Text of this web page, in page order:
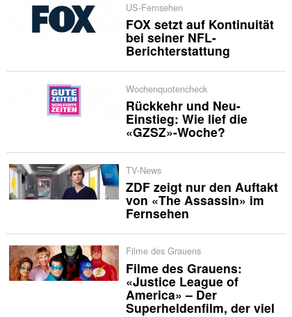
US-Fernsehen
FOX setzt auf Kontinuität
bei seiner NFL-
Berichterstattung
Wochenquotencheck
Rückkehr und Neu-
Einstieg: Wie lief die
«GZSZ»-Woche?
TV-News
ZDF zeigt nur den Auftakt
von «The Assassin» im
Fernsehen
Filme des Grauens
Filme des Grauens:
«Justice League of
America» – Der
Superheldenfilm, der viel